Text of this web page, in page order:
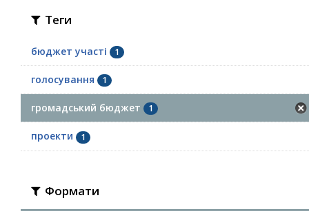
Теги
бюджет участі 1
голосування 1
громадський бюджет 1
проекти 1
Формати